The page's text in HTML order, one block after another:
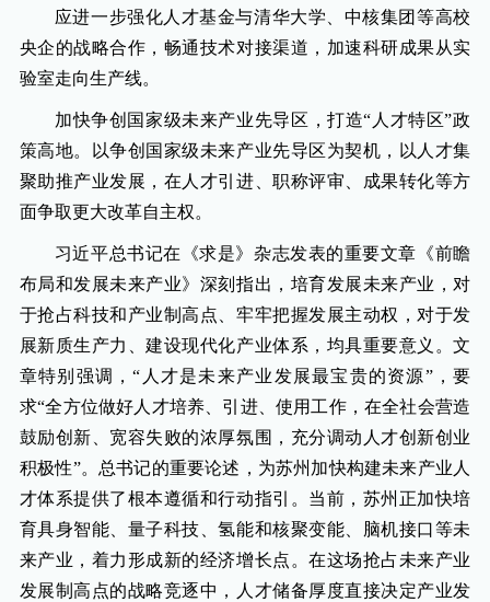
应进一步强化人才基金与清华大学、中核集团等高校
央企的战略合作，畅通技术对接渠道，加速科研成果从实
验室走向生产线。
加快争创国家级未来产业先导区，打造“人才特区”政
策高地。以争创国家级未来产业先导区为契机，以人才集
聚助推产业发展，在人才引进、职称评审、成果转化等方
面争取更大改革自主权。
习近平总书记在《求是》杂志发表的重要文章《前瞻
布局和发展未来产业》深刻指出，培育发展未来产业，对
于抢占科技和产业制高点、牢牢把握发展主动权，对于发
展新质生产力、建设现代化产业体系，均具重要意义。文
章特别强调，“人才是未来产业发展最宝贵的资源”，要
求“全方位做好人才培养、引进、使用工作，在全社会营造
鼓励创新、宽容失败的浓厚氛围，充分调动人才创新创业
积极性”。总书记的重要论述，为苏州加快构建未来产业人
才体系提供了根本遵循和行动指引。当前，苏州正加快培
育具身智能、量子科技、氢能和核聚变能、脑机接口等未
来产业，着力形成新的经济增长点。在这场抢占未来产业
发展制高点的战略竞逐中，人才储备厚度直接决定产业发